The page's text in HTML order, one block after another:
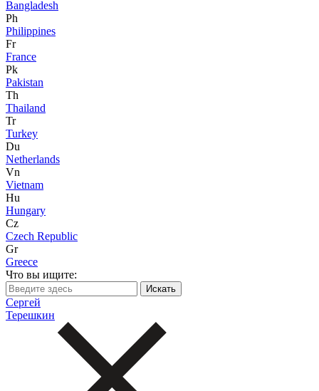
Bangladesh
Ph
Philippines
Fr
France
Pk
Pakistan
Th
Thailand
Tr
Turkey
Du
Netherlands
Vn
Vietnam
Hu
Hungary
Cz
Czech Republic
Gr
Greece
Что вы ищите:
Сергей
Терешкин